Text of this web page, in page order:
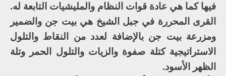
فيها كما هي عادة قوات النظام والمليشيات التابعة له.
القرى المحررة في جبل الشيخ هي بيت جن والضمير
ومزرعة بيت جن بالإضافة لعدد من النقاط والتلول
الاستراتيجية كتلة صفوة والزيات والتلول الحمر وتلة
الظهر الأسود.